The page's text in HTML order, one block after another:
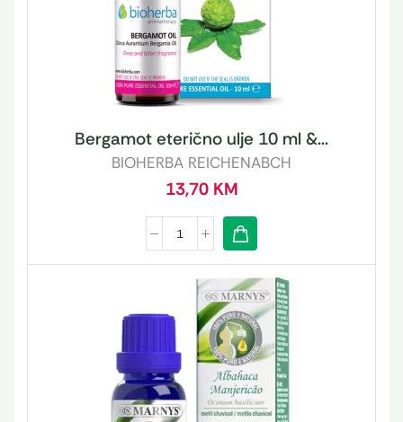
Bergamot eterično ulje 10 ml &...
BIOHERBA REICHENABCH
13,70 KM